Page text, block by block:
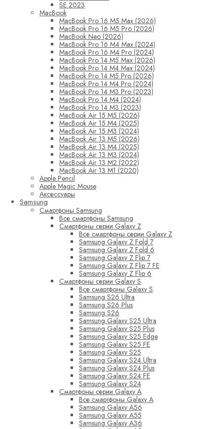
SE 2023
MacBook
MacBook Pro 16 M5 Max (2026)
MacBook Pro 16 M5 Pro (2026)
MacBook Neo (2026)
MacBook Pro 16 M4 Max (2024)
MacBook Pro 16 M4 Pro (2024)
MacBook Pro 14 M5 Max (2026)
MacBook Pro 14 M4 Max (2024)
MacBook Pro 14 M5 Pro (2026)
MacBook Pro 14 M4 Pro (2024)
MacBook Pro 14 M3 Pro (2023)
MacBook Pro 14 M4 (2024)
MacBook Pro 14 M3 (2023)
MacBook Air 15 M5 (2026)
MacBook Air 15 M4 (2025)
MacBook Air 15 M3 (2024)
MacBook Air 13 M5 (2026)
MacBook Air 13 M4 (2025)
MacBook Air 13 M3 (2024)
MacBook Air 13 M2 (2022)
MacBook Air 13 M1 (2020)
Apple Pencil
Apple Magic Mouse
Аксессуары
Samsung
Смартфоны Samsung
Все смартфоны Samsung
Смартфоны серии Galaxy Z
Все смартфоны серии Galaxy Z
Samsung Galaxy Z Fold 7
Samsung Galaxy Z Fold 6
Samsung Galaxy Z Flip 7
Samsung Galaxy Z Flip 7 FE
Samsung Galaxy Z Flip 6
Смартфоны серии Galaxy S
Все смартфоны Galaxy S
Samsung S26 Ultra
Samsung S26 Plus
Samsung S26
Samsung Galaxy S25 Ultra
Samsung Galaxy S25 Plus
Samsung Galaxy S25 Edge
Samsung Galaxy S25 FE
Samsung Galaxy S25
Samsung Galaxy S24 Ultra
Samsung Galaxy S24 Plus
Samsung Galaxy S24 FE
Samsung Galaxy S24
Смартфоны серии Galaxy A
Все смартфоны Galaxy A
Samsung Galaxy A56
Samsung Galaxy A55
Samsung Galaxy A36